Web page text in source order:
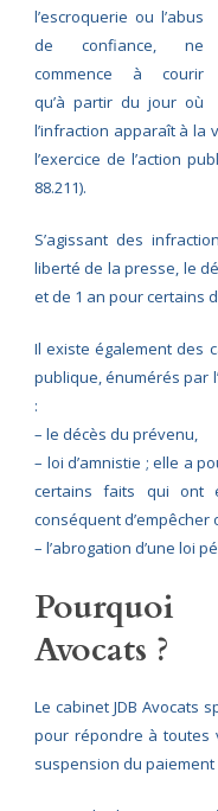
l’escroquerie ou l’abus
de confiance, ne
commence à courir
qu’à partir du jour où
l’infraction apparaît à la
l’exercice de l’action
88.211).
S’agissant des
liberté de la presse, le
et de 1 an pour certains
Il existe également des
publique, énumérés par
:
– le décès du prévenu,
– loi d’amnistie ; elle a
certains faits qui ont
conséquent d’empêcher
– l’abrogation d’une loi
Avocats ?
Le cabinet JDB Avocats
pour répondre à toutes
suspension du